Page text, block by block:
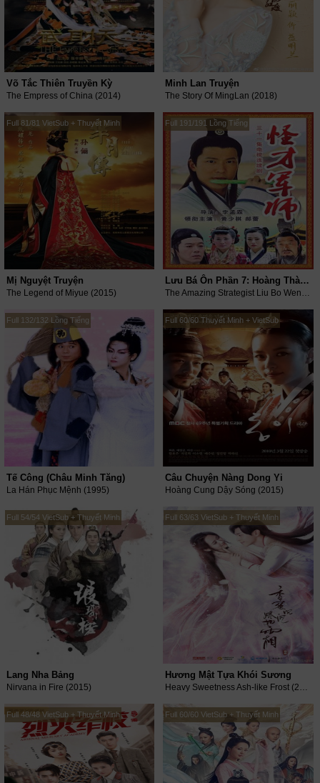
Võ Tắc Thiên Truyền Kỳ
The Empress of China (2014)
Minh Lan Truyện
The Story Of MingLan (2018)
Full 81/81 VietSub + Thuyết Minh
Mị Nguyệt Truyện
The Legend of Miyue (2015)
Full 191/191 Lồng Tiếng
Lưu Bá Ôn Phần 7: Hoàng Thành Long Hổ Đấu
The Amazing Strategist Liu Bo Wen VII (2006)
Full 132/132 Lồng Tiếng
Tế Công (Châu Minh Tăng)
La Hán Phục Mệnh (1995)
Full 60/60 Thuyết Minh + VietSub
Câu Chuyện Nàng Dong Yi
Hoàng Cung Dậy Sóng (2015)
Full 54/54 VietSub + Thuyết Minh
Lang Nha Bảng
Nirvana in Fire (2015)
Full 63/63 VietSub + Thuyết Minh
Hương Mật Tựa Khói Sương
Heavy Sweetness Ash-like Frost (2018)
Full 48/48 VietSub + Thuyết Minh Full 60/60 VietSub + Thuyết Minh